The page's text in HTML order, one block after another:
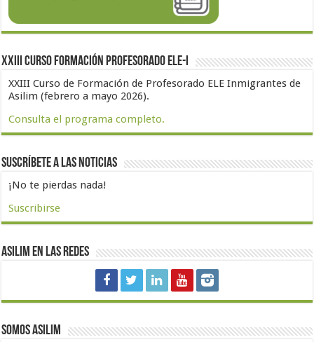
XXIII Curso formación profesorado ELE-I
XXIII Curso de Formación de Profesorado ELE Inmigrantes de
Asilim (febrero a mayo 2026).
Consulta el programa completo.
Suscríbete a las noticias
¡No te pierdas nada!
Suscribirse
Asilim en las redes
Somos Asilim